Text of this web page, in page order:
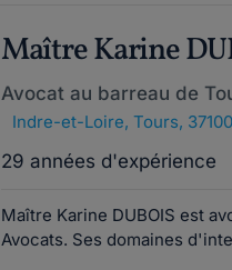
Maître Karine
Avocat au barreau de
Indre-et-Loire, Tours, 37100
29 années d'expérience
Maître Karine DUBOIS est
Avocats. Ses domaines